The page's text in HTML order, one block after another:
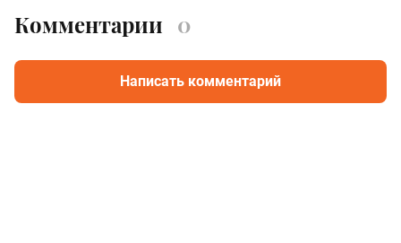
Комментарии 0
Написать комментарий